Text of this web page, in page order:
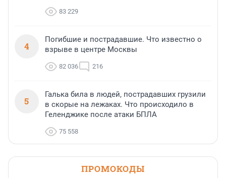
83 229
4
Погибшие и пострадавшие. Что известно о
взрыве в центре Москвы
82 036 216
5
Галька била в людей, пострадавших грузили
в скорые на лежаках. Что происходило в
Геленджике после атаки БПЛА
75 558
ПРОМОКОДЫ